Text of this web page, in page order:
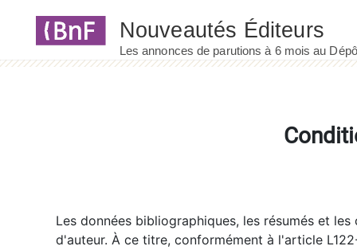
Les données bibliographiques, les résumés et
d'auteur. À ce titre, conformément à l'article